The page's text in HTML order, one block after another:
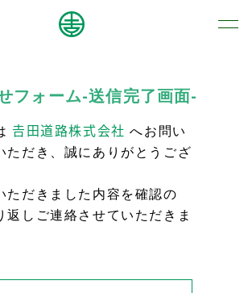
フォーム-送信完了画面-
𠮷田道路株式会社 へお問い
ただき、誠にありがとうござ
ただきました内容を確認の
返しご連絡させていただきま